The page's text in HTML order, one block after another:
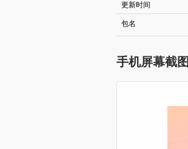
更新时间
包名
手机屏幕截图